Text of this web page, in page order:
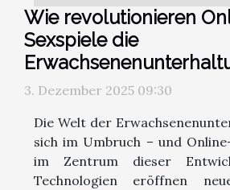
Wie revolutionieren
Sexspiele die
3. Dezember 2025 09:30
Die Welt der
sich im Umbruch – und
im Zentrum dieser
Technologien eröffnen